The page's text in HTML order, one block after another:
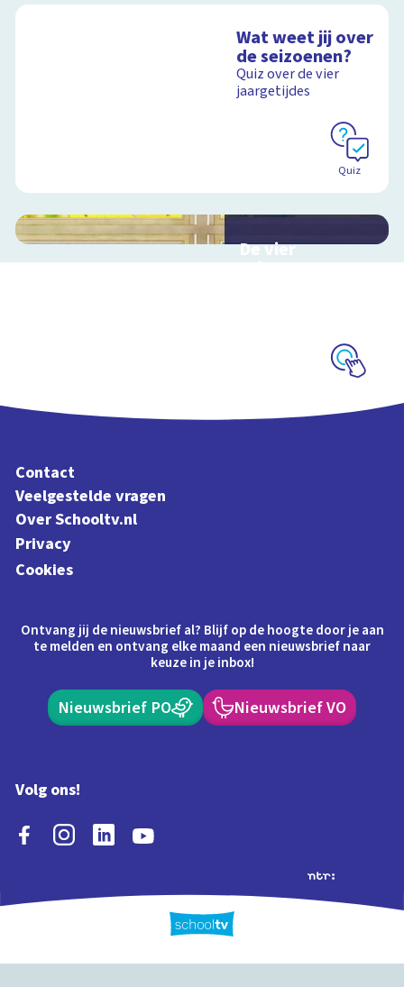
Wat weet jij over
de seizoenen?
Quiz over de vier
jaargetijdes
Quiz
De vier
seizoenen
Contact
Veelgestelde vragen
Over Schooltv.nl
Privacy
Cookies
Ontvang jij de nieuwsbrief al? Blijf op de hoogte door je aan
te melden en ontvang elke maand een nieuwsbrief naar
keuze in je inbox!
Nieuwsbrief PO Nieuwsbrief VO
Volg ons!